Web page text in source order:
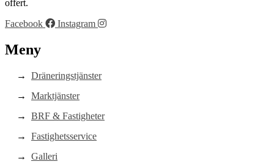
offert.
Facebook
Instagram
Meny
Dräneringstjänster
Marktjänster
BRF & Fastigheter
Fastighetsservice
Galleri